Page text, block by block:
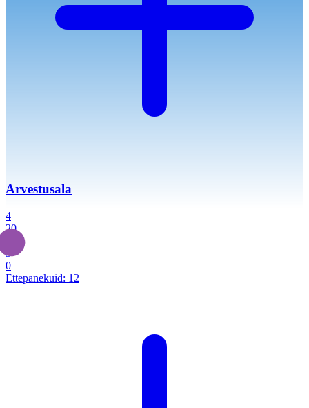
Arvestusala
4
20
3
0
Ettepanekuid: 12